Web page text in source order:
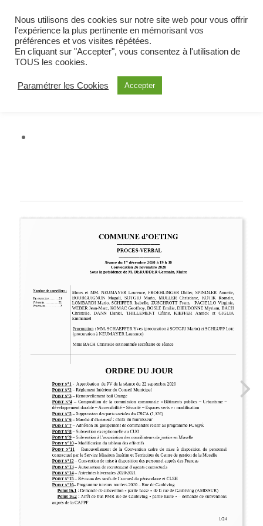
BIENVENUE À OETING
COMMUNE DE MOSELLE EST
ALERTE
Nous utilisons des cookies sur notre site web pour vous offrir
l'expérience la plus pertinente en mémorisant vos
préférences et vos visites répétées.
En cliquant sur "Accepter", vous consentez à l'utilisation de
TOUS les cookies.
Paramétrer les Cookies Accepter